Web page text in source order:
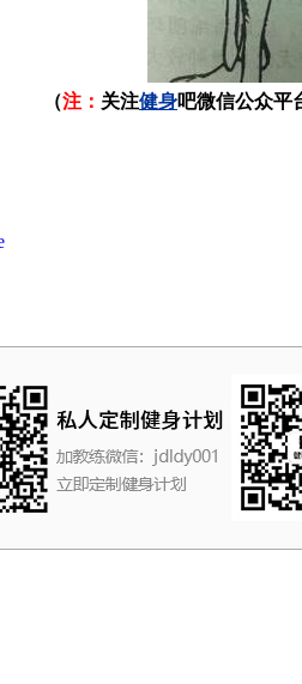
（注： 关注健身吧微信公众平